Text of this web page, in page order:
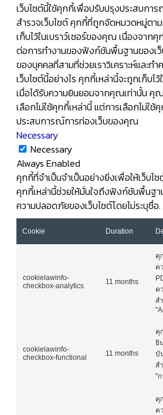
เว็บไซต์นี้ใช้คุกกี้เพื่อปรับปรุงประสบ
สำรวจเว็บไซต์ คุกกี้ที่ถูกจัดหมวดหมู่ตา
เก็บไว้ในเบราว์เซอร์ของคุณ เนื่องจากคุ
ต่อการทำงานของฟังก์ชันพื้นฐานของเว็
ของบุคคลที่สามที่ช่วยเราวิเคราะห์และทำ
เว็บไซต์นี้อย่างไร คุกกี้เหล่านี้จะถูกเก็บไ
เมื่อได้รับความยินยอมจากคุณเท่านั้น คุ
เลือกไม่ใช้คุกกี้เหล่านี้ แต่การเลือกไม่ใ
ประสบการณ์การท่องเว็บของคุณ
Necessary
Necessary
Always Enabled
คุกกี้ที่จำเป็นจำเป็นอย่างยิ่งเพื่อให้เว็บไ
คุกกี้เหล่านี้ช่วยให้มั่นใจถึงฟังก์ชันพื้นฐ
ความปลอดภัยของเว็บไซต์โดยไม่ระบุชื่อ.
Cookie Duration
cookielawinfo-
checkbox-analytics
11 months
คุ
ค
ค
ส
cookielawinfo-
checkbox-functional
11 months
คุ
ยิ
บั
ส
"
คุ
ค